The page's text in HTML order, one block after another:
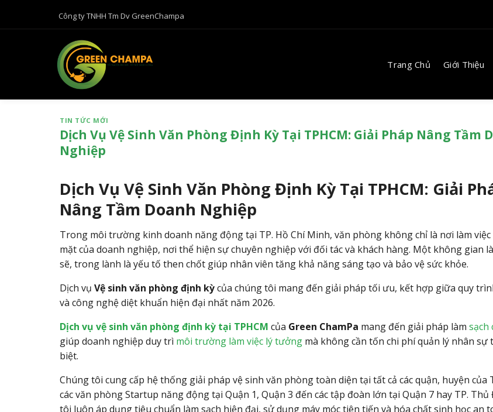
Công ty TNHH Tm Dv GreenChampa
Trang Chủ Giới Thiệu
TIN TỨC MỚI
Dịch Vụ Vệ Sinh Văn Phòng Định Kỳ Tại TPHCM: Giải Pháp Nâng Tầm
Nghiệp
Dịch Vụ Vệ Sinh Văn Phòng Định Kỳ Tại TPHCM: Giải
Nâng Tầm Doanh Nghiệp
Trong môi trường kinh doanh năng động tại TP. Hồ Chí Minh, văn phòng không chỉ là nơi làm việc
mặt của doanh nghiệp, nơi thể hiện sự chuyên nghiệp với đối tác và khách hàng. Một không gian
sẽ, trong lành là yếu tố then chốt giúp nhân viên tăng khả năng sáng tạo và bảo vệ sức khỏe.
Dịch vụ Vệ sinh văn phòng định kỳcủa chúng tôi mang đến giải pháp tối ưu, kết hợp giữa quy
và công nghệ diệt khuẩn hiện đại nhất năm 2026.
Dịch vụ vệ sinh văn phòng định kỳ tại TPHCM của Green ChamPa mang đến giải pháp làm sạch
giúp doanh nghiệp duy trì môi trường làm việc lý tưởng mà không cần tốn chi phí quản lý nhân sự
biệt.
Chúng tôi cung cấp hệ thống giải pháp vệ sinh văn phòng toàn diện tại tất cả các quận, huyện của
các văn phòng Startup năng động tại Quận 1, Quận 3 đến các tập đoàn lớn tại Quận 7 hay TP.
tôi luôn áp dụng tiêu chuẩn làm sạch hiện đại, sử dụng máy móc tiên tiến và hóa chất sinh học an